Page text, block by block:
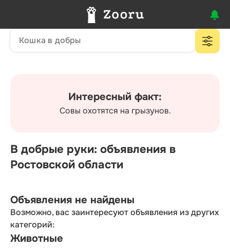
Интересный факт:
Совы охотятся на грызунов.
В добрые руки: объявления в
Ростовской области
Объявления не найдены
Возможно, вас заинтересуют объявления из других
категорий:
Животные